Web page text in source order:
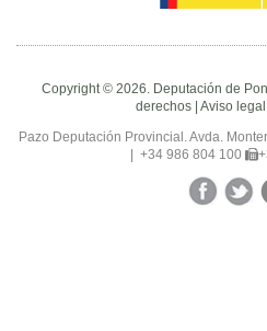
Copyright © 2026. Deputación de
derechos | Aviso legal
Pazo Deputación Provincial. Avda.
| +34 986 804 100